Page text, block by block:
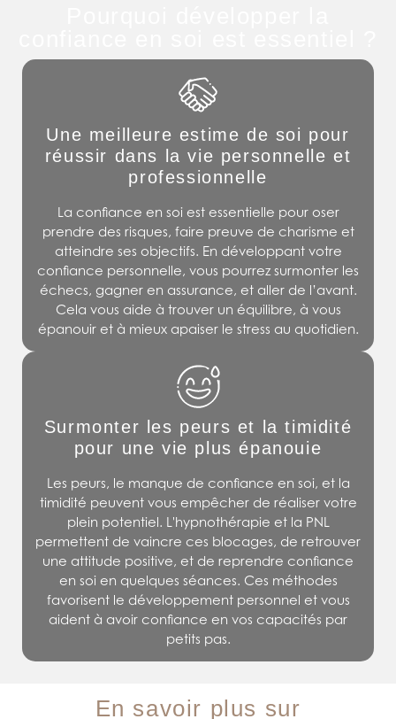
Une meilleure estime de soi pour
réussir dans la vie personnelle et
professionnelle
La confiance en soi est essentielle pour oser
prendre des risques, faire preuve de charisme et
atteindre ses objectifs. En développant votre
confiance personnelle, vous pourrez surmonter les
échecs, gagner en assurance, et aller de l’avant.
Cela vous aide à trouver un équilibre, à vous
épanouir et à mieux apaiser le stress au quotidien.
Surmonter les peurs et la timidité
pour une vie plus épanouie
Les peurs, le manque de confiance en soi, et la
timidité peuvent vous empêcher de réaliser votre
plein potentiel. L'hypnothérapie et la PNL
permettent de vaincre ces blocages, de retrouver
une attitude positive, et de reprendre confiance
en soi en quelques séances. Ces méthodes
favorisent le développement personnel et vous
aident à avoir confiance en vos capacités par
petits pas.
En savoir plus sur